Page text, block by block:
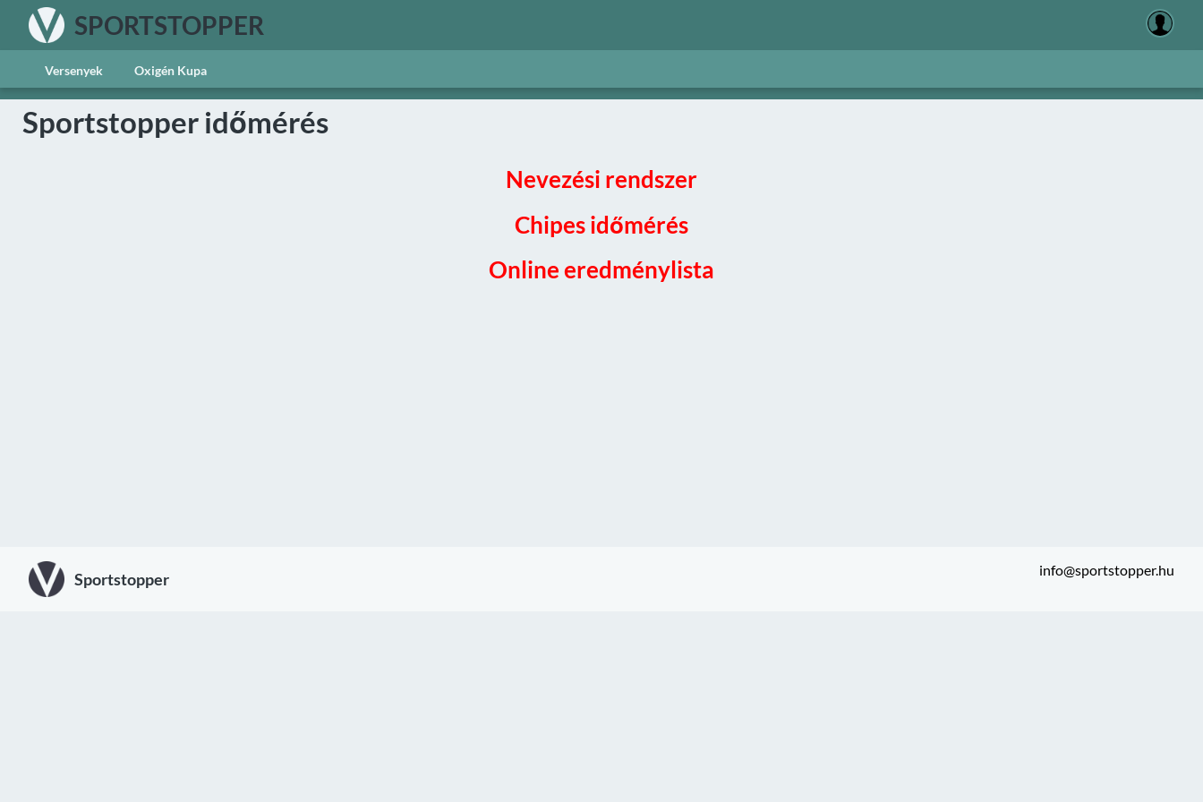
SPORTSTOPPER
Versenyek Oxigén Kupa
Sportstopper időmérés
Nevezési rendszer
Chipes időmérés
Online eredménylista
Sportstopper info@sportstopper.hu